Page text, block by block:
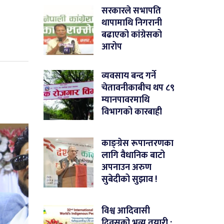
सरकारले सभापति
थापामाथि निगरानी
बढाएको कांग्रेसको
आरोप
व्यवसाय बन्द गर्ने
चेतावनीकाबीच थप ८९
म्यानपावरमाथि
विभागको कारबाही
काङ्ग्रेस रूपान्तरणका
लागि वैधानिक बाटो
अपनाउन अरुण
सुबेदीको सुझाव !
विश्व आदिवासी